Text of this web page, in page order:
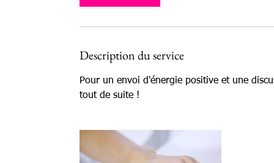
Description du service
Pour un envoi d'énergie positive et une
tout de suite !